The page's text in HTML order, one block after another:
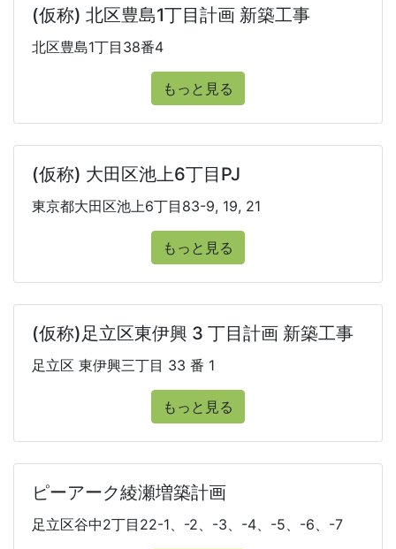
(仮称) 北区豊島1丁目計画 新築工事
北区豊島1丁目38番4
もっと見る
(仮称) 大田区池上6丁目PJ
東京都大田区池上6丁目83-9, 19, 21
もっと見る
(仮称)足立区東伊興 3 丁目計画 新築工事
足立区 東伊興三丁目 33 番 1
もっと見る
ピーアーク綾瀬増築計画
足立区谷中2丁目22-1、-2、-3、-4、-5、-6、-7